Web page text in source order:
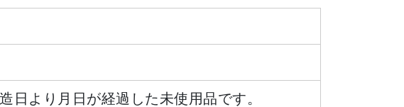
日より月日が経過した未使用品です。